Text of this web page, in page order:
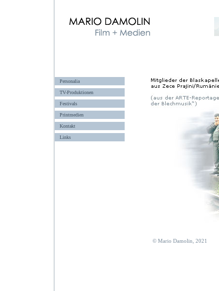
Personalia
TV-Produktionen
Festivals
Printmedien
Kontakt
Links
© Mario Damolin, 2021